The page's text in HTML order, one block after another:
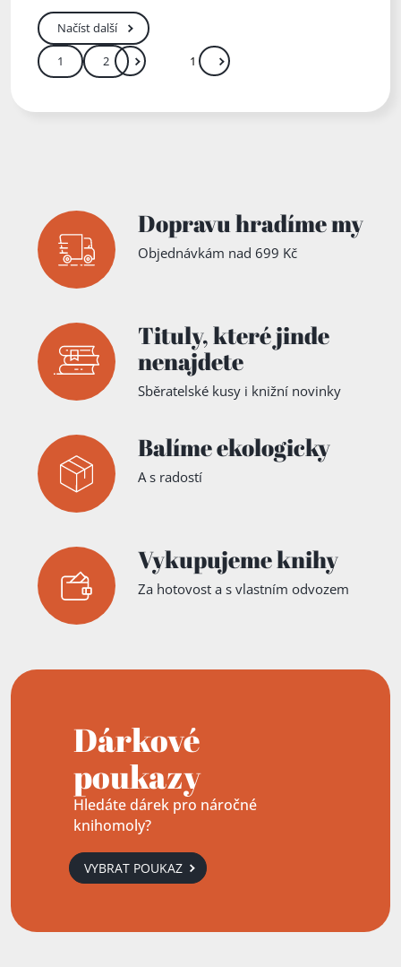
Načíst další
1 2
Další Přejít
Dopravu hradíme my
Objednávkám nad 699 Kč
Tituly,které jinde
nenajdete
Sběratelské kusy i knižní novinky
Balíme ekologicky
A s radostí
Vykupujeme knihy
Za hotovost a s vlastním odvozem
Dárkové
poukazy
Hledáte dárek pro náročné
knihomoly?
VYBRAT POUKAZ